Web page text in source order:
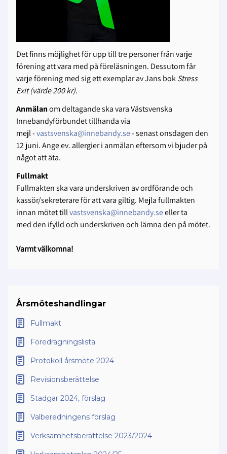
Det finns möjlighet för upp till tre personer från varje
förening att vara med på föreläsningen. Dessutom får
varje förening med sig ett exemplar av Jans bokStress
Exit (värde 200 kr).
Anmälanom deltagande ska vara Västsvenska
Innebandyförbundet tillhanda via
mejl -vastsvenska@innebandy.se- senast onsdagen den
12 juni. Ange ev. allergier i anmälan eftersom vi bjuder på
något att äta.
Fullmakt
Fullmakten ska vara underskriven av ordförande och
kassör/sekreterare för att vara giltig. Mejla fullmakten
innan mötet tillvastsvenska@innebandy.seeller ta
med den ifylld och underskriven och lämna den på mötet.
Varmt välkomna!
Årsmöteshandlingar
Fullmakt
Föredragningslista
Protokoll årsmöte 2024
Revisionsberättelse
Stadgar 2024, förslag
Valberedningens förslag
Verksamhetsberättelse 2023/2024